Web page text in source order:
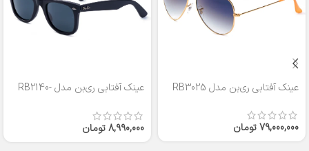
عینک آفتابی ری‌بن مدل RB3025
79,000,000تومان
عینک آفتابی ری‌بن مدل RB2140-
8,990,000تومان